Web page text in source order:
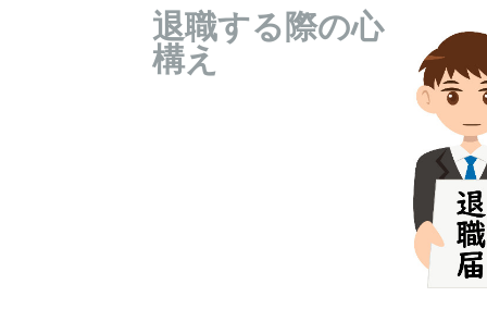
退職する際の心
構え